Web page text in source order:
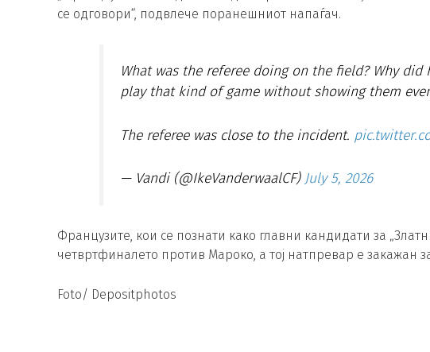
се одговори“, подвлече поранешниот напаѓач.
What was the referee doing on the field? Why
play that kind of game without showing them
The referee was close to the incident.
— Vandi (@IkeVanderwaalCF) July 5, 2026
Французите, кои се познати како главни кандидати за
четвртфиналето против Мароко, а тој натпревар е закажан
Foto/ Depositphotos